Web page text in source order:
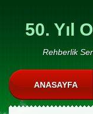
50. Yıl
Rehberlik
ANASAYFA